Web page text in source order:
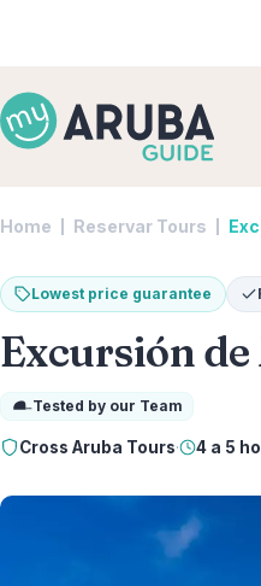
Home Reservar Tours
Lowest price guarantee
Excursión de
Tested by our Team
Cross Aruba Tours· 4 a 5